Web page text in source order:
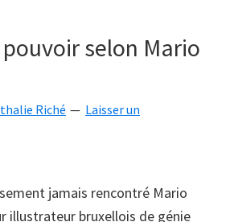
selon Mario
Riché
Laisser un
jamais rencontré Mario
illustrateur bruxellois de génie